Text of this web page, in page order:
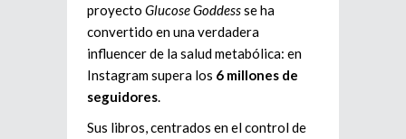
proyecto Glucose Goddessse ha
convertido en una verdadera
influencer de la salud metabólica: en
Instagram supera los 6 millones de
seguidores.
Sus libros, centrados en el control de